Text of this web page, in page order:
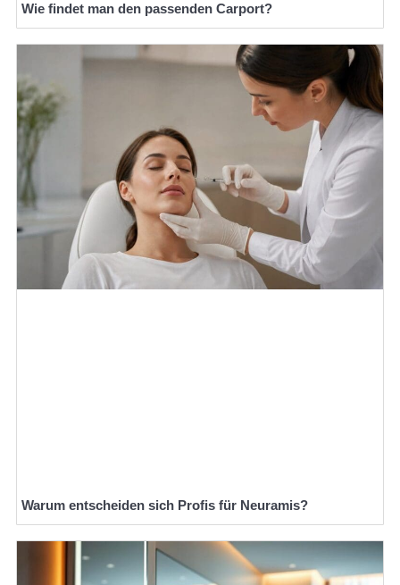
Wie findet man den passenden Carport?
Warum entscheiden sich Profis für Neuramis?